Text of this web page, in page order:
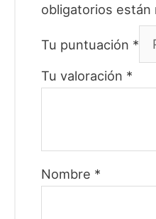
obligatorios están
Tu puntuación *
Tu valoración *
Nombre *